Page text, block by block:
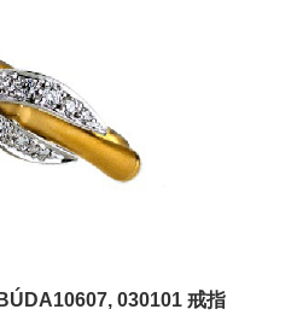
030101 戒指